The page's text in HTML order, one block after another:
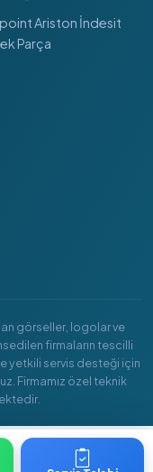
Ariston İndesit
Parça
görseller, logolar ve
firmaların tescilli
yetkili servis desteği için
Firmamız özel teknik